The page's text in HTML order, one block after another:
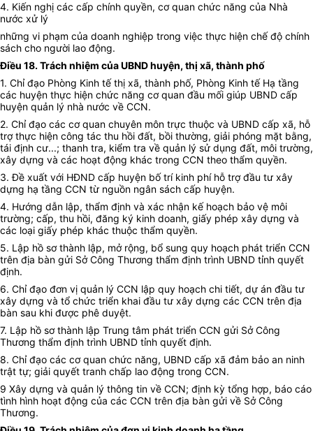
4. Kiến nghị các cấp chính quyền, cơ quan chức năng của Nhà
nước xử lý
những vi phạm của doanh nghiệp trong việc thực hiện chế độ chính
sách cho người lao động.
Điều 18. Trách nhiệm của UBND huyện, thị xã, thành phố
1. Chỉ đạo Phòng Kinh tế thị xã, thành phố, Phòng Kinh tế Hạ tầng
các huyện thực hiện chức năng cơ quan đầu mối giúp UBND cấp
huyện quản lý nhà nước về CCN.
2. Chỉ đạo các cơ quan chuyên môn trực thuộc và UBND cấp xã, hỗ
trợ thực hiện công tác thu hồi đất, bồi thường, giải phóng mặt bằng,
tái định cư...; thanh tra, kiểm tra về quản lý sử dụng đất, môi trường,
xây dựng và các hoạt động khác trong CCN theo thẩm quyền.
3. Đề xuất với HĐND cấp huyện bố trí kinh phí hỗ trợ đầu tư xây
dựng hạ tầng CCN từ nguồn ngân sách cấp huyện.
4. Hướng dẫn lập, thẩm định và xác nhận kế hoạch bảo vệ môi
trường; cấp, thu hồi, đăng ký kinh doanh, giấy phép xây dựng và
các loại giấy phép khác thuộc thẩm quyền.
5. Lập hồ sơ thành lập, mở rộng, bổ sung quy hoạch phát triển CCN
trên địa bàn gửi Sở Công Thương thẩm định trình UBND tỉnh quyết
định.
6. Chỉ đạo đơn vị quản lý CCN lập quy hoạch chi tiết, dự án đầu tư
xây dựng và tổ chức triển khai đầu tư xây dựng các CCN trên địa
bàn sau khi được phê duyệt.
7. Lập hồ sơ thành lập Trung tâm phát triển CCN gửi Sở Công
Thương thẩm định trình UBND tỉnh quyết định.
8. Chỉ đạo các cơ quan chức năng, UBND cấp xã đảm bảo an ninh
trật tự; giải quyết tranh chấp lao động trong CCN.
9 Xây dựng và quản lý thông tin về CCN; định kỳ tổng hợp, báo cáo
tình hình hoạt động của các CCN trên địa bàn gửi về Sở Công
Thương.